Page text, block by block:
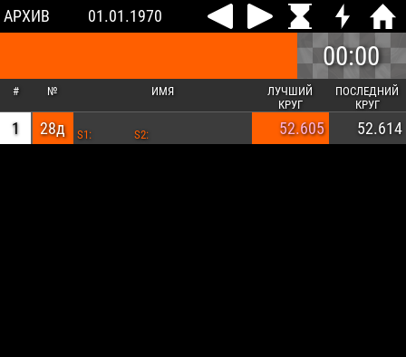
АРХИВ 01.01.1970
00:00
# № ИМЯ
ЛУЧШИЙ
КРУГ
ПОСЛЕДНИЙ
КРУГ
1 28д S1: S2: 52.605 52.614